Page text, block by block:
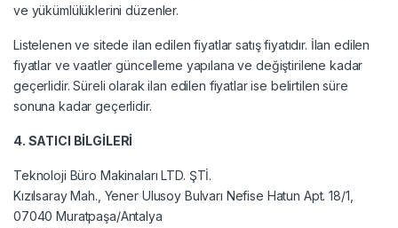
ve yükümlülüklerini düzenler.
Listelenen ve sitede ilan edilen fiyatlar satış fiyatıdır. İlan edilen
fiyatlar ve vaatler güncelleme yapılana ve değiştirilene kadar
geçerlidir. Süreli olarak ilan edilen fiyatlar ise belirtilen süre
sonuna kadar geçerlidir.
4. SATICI BİLGİLERİ
Teknoloji Büro Makinaları LTD. ŞTİ.
Kızılsaray Mah., Yener Ulusoy Bulvarı Nefise Hatun Apt. 18/1,
07040 Muratpaşa/Antalya